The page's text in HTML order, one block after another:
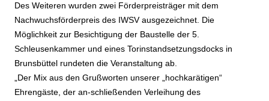
Des Weiteren wurden zwei Förderpreisträger mit dem
Nachwuchsförderpreis des IWSV ausgezeichnet. Die
Möglichkeit zur Besichtigung der Baustelle der 5.
Schleusenkammer und eines Torinstandsetzungsdocks in
Brunsbüttel rundeten die Veranstaltung ab.
„Der Mix aus den Grußworten unserer „hochkarätigen“
Ehrengäste, der an-schließenden Verleihung des